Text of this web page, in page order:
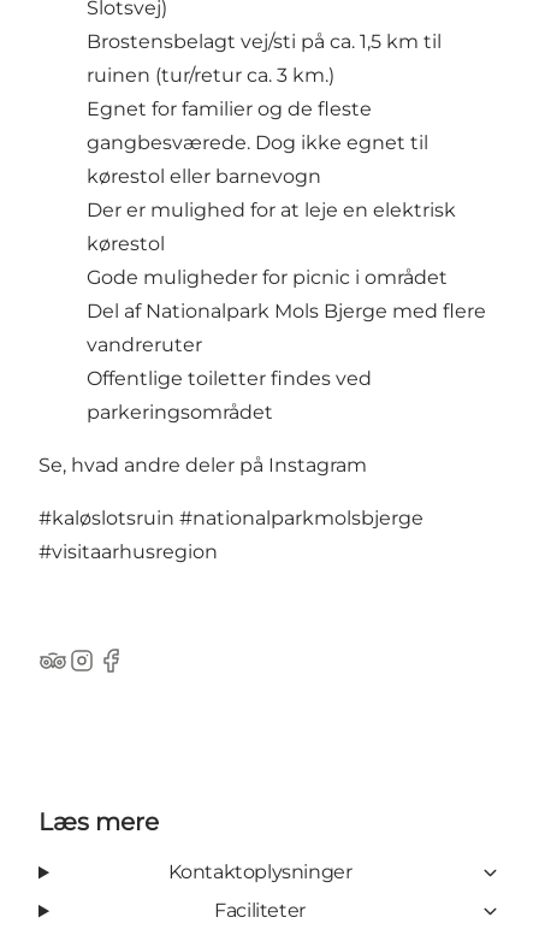
Slotsvej)
Brostensbelagt vej/sti på ca. 1,5 km til
ruinen (tur/retur ca. 3 km.)
Egnet for familier og de fleste
gangbesværede. Dog ikke egnet til
kørestol eller barnevogn
Der er mulighed for at leje en elektrisk
kørestol
Gode muligheder for picnic i området
Del af Nationalpark Mols Bjerge med flere
vandreruter
Offentlige toiletter findes ved
parkeringsområdet
Se, hvad andre deler på Instagram
#kaløslotsruin #nationalparkmolsbjerge
#visitaarhusregion
TripAdvisor
Instagram
Facebook
Læs mere
Kontaktoplysninger
Faciliteter